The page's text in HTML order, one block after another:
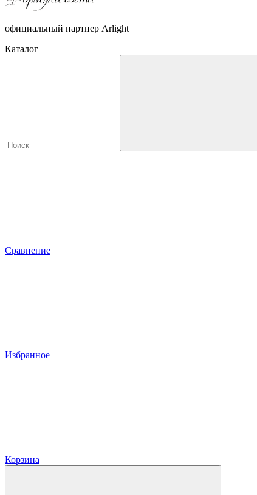
официальный партнер Arlight
Каталог
Сравнение
Избранное
Корзина